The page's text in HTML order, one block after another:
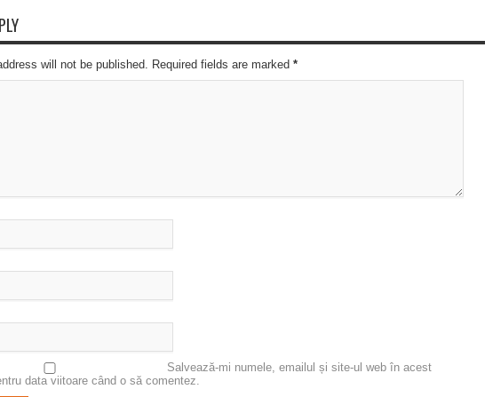
will not be published. Required fields are marked *
Salvează-mi numele, emailul și site-ul web în acest
data viitoare când o să comentez.